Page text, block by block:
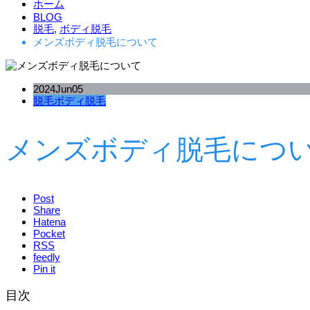
ホーム
BLOG
脱毛, ボディ脱毛
メンズボディ脱毛について
2024Jun05
脱毛ボディ脱毛
メンズボディ脱毛につ
Post
Share
Hatena
Pocket
RSS
feedly
Pin it
目次